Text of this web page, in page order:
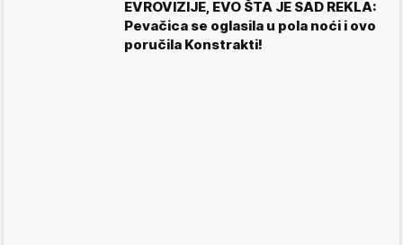
EVROVIZIJE, EVO ŠTA JE SAD REKLA:
Pevačica se oglasila u pola noći i ovo
poručila Konstrakti!